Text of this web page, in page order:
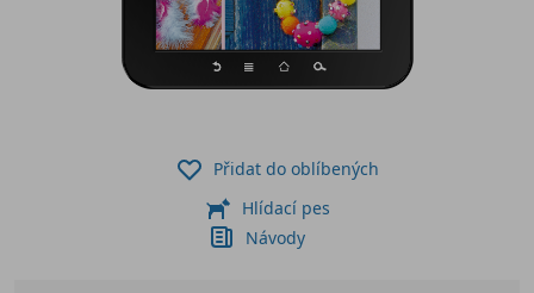
Přidat do oblíbených
Hlídací pes
Návody